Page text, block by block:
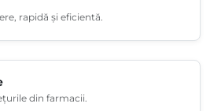
rapidă și eficientă.
din farmacii.